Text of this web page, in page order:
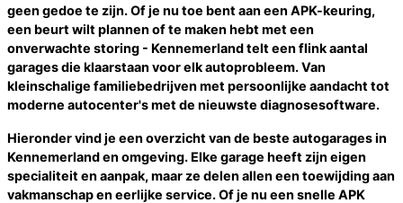
geen gedoe te zijn. Of je nu toe bent aan een APK-keuring,
een beurt wilt plannen of te maken hebt met een
onverwachte storing - Kennemerland telt een flink aantal
garages die klaarstaan voor elk autoprobleem. Van
kleinschalige familiebedrijven met persoonlijke aandacht tot
moderne autocenter's met de nieuwste diagnosesoftware.
Hieronder vind je een overzicht van de beste autogarages in
Kennemerland en omgeving. Elke garage heeft zijn eigen
specialiteit en aanpak, maar ze delen allen een toewijding aan
vakmanschap en eerlijke service. Of je nu een snelle APK